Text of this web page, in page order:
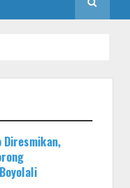
Diresmikan,